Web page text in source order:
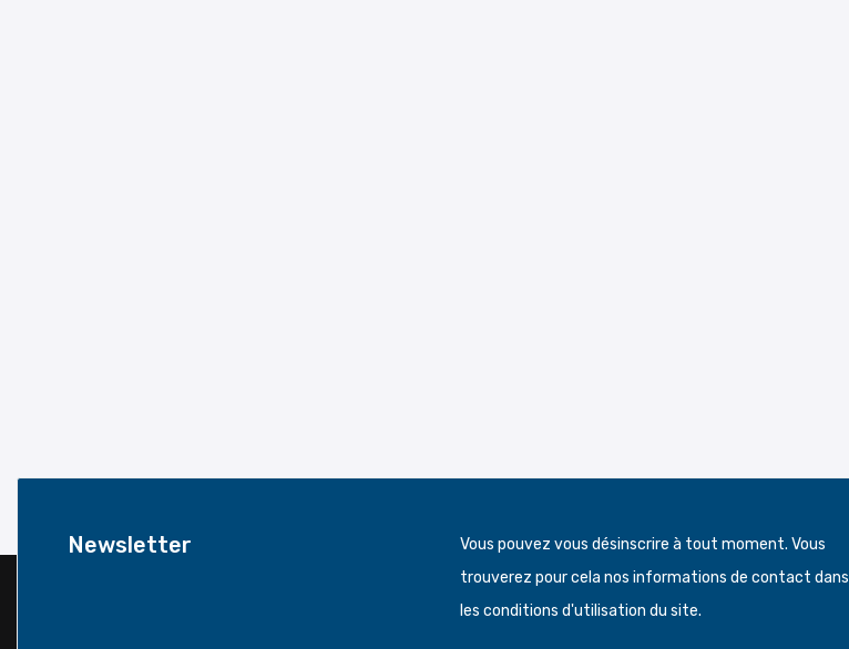
Newsletter
Vous pouvez vous désinscrire à tout moment. Vous
trouverez pour cela nos informations de contact dans
les conditions d'utilisation du site.